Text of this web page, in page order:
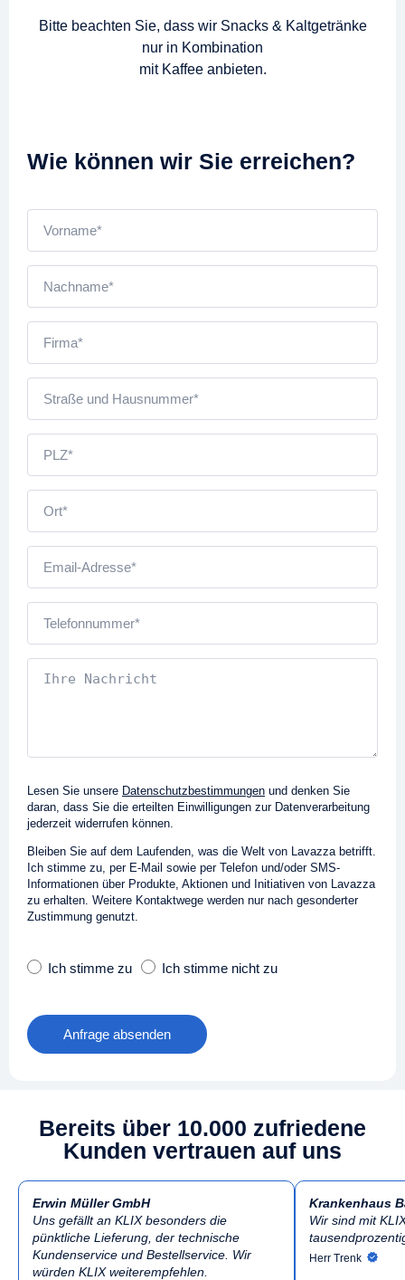
Bitte beachten Sie, dass wir Snacks & Kaltgetränke
nur in Kombination
mit Kaffee anbieten.
Wie können wir Sie erreichen?
Lesen Sie unsere Datenschutzbestimmungen und denken Sie
daran, dass Sie die erteilten Einwilligungen zur Datenverarbeitung
jederzeit widerrufen können.
Bleiben Sie auf dem Laufenden, was die Welt von Lavazza betrifft.
Ich stimme zu, per E‑Mail sowie per Telefon und/oder SMS-
Informationen über Produkte, Aktionen und Initiativen von Lavazza
zu erhalten. Weitere Kontaktwege werden nur nach gesonderter
Zustimmung genutzt.
Ich stimme zu Ich stimme nicht zu
Anfrage absenden
Bereits über 10.000 zufriedene
Kunden vertrauen auf uns
Erwin Müller GmbH
Uns gefällt an KLIX besonders die
pünktliche Lieferung, der technische
Kundenservice und Bestellservice. Wir
würden KLIX weiterempfehlen.
Krankenhaus
Wir sind mit
Herr Trenk